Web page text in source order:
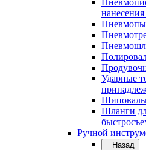
Ударные
Шланги
Ручной
Назад